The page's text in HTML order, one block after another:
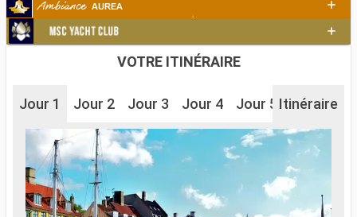
VOTRE ITINÉRAIRE
Jour 1 Jour 2 Jour 3 Jour 4 Jour 5 Jour 6
Itinéraire